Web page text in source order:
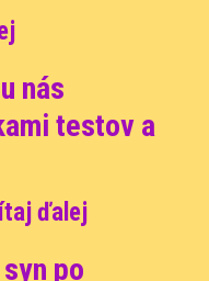
nás
testov a
ďalej
po